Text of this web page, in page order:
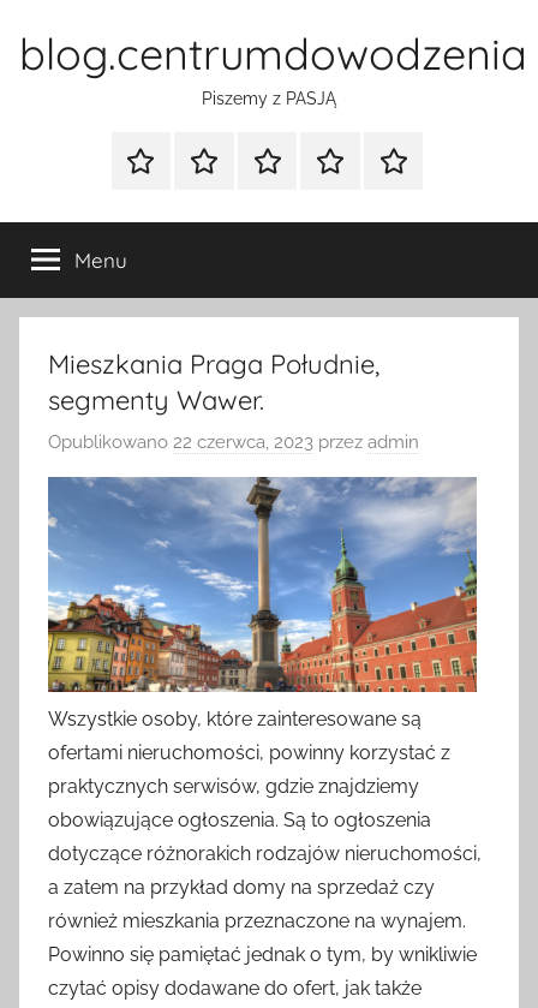
blog.centrumdowodzenia
Piszemy z PASJĄ
Strona
PolitykaWpisy
SEO
Instagram
Menu
Mieszkania Praga Południe,
segmenty Wawer.
Opublikowano 22 czerwca, 2023 przez admin
Wszystkie osoby, które zainteresowane są
ofertami nieruchomości, powinny korzystać z
praktycznych serwisów, gdzie znajdziemy
obowiązujące ogłoszenia. Są to ogłoszenia
dotyczące różnorakich rodzajów nieruchomości,
a zatem na przykład domy na sprzedaż czy
również mieszkania przeznaczone na wynajem.
Powinno się pamiętać jednak o tym, by wnikliwie
czytać opisy dodawane do ofert, jak także